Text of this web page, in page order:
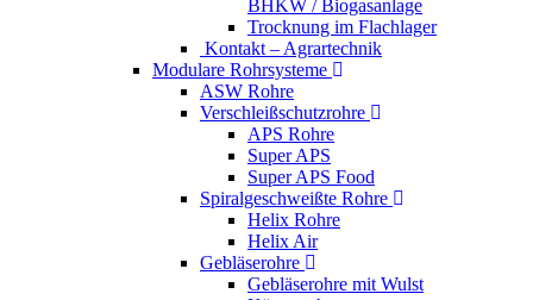
BHKW / Biogasanlage
Trocknung im Flachlager
Kontakt – Agrartechnik
Modulare Rohrsysteme
ASW Rohre
Verschleißschutzrohre
APS Rohre
Super APS
Super APS Food
Spiralgeschweißte Rohre
Helix Rohre
Helix Air
Gebläserohre
Gebläserohre mit Wulst